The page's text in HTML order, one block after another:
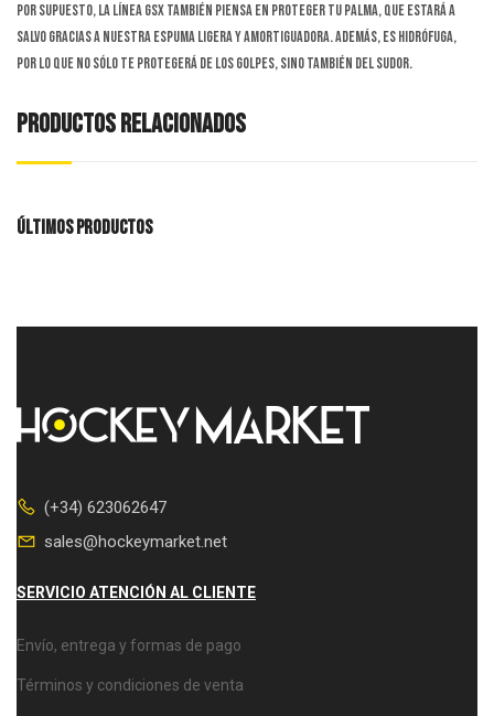
Por supuesto, la línea GSX también piensa en proteger tu palma, que estará a
salvo gracias a nuestra espuma ligera y amortiguadora. Además, es hidrófuga,
por lo que no sólo te protegerá de los golpes, sino también del sudor.
PRODUCTOS RELACIONADOS
ÚLTIMOS PRODUCTOS
(+34) 623062647
sales@hockeymarket.net
SERVICIO ATENCIÓN AL CLIENTE
Envío, entrega y formas de pago
Términos y condiciones de venta